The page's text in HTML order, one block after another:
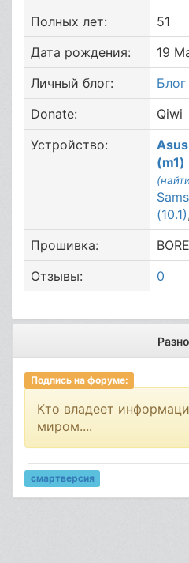
Полных лет:
51
Дата рождения:
19
Личный блог:
Donate:
Qiwi
Устройство:
(m1)
(10.1),
Прошивка:
Отзывы:
0
Подпись на форуме:
Кто владеет
миром....
смартверсия